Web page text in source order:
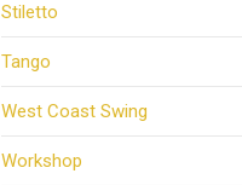
Stiletto
Tango
West Coast Swing
Workshop